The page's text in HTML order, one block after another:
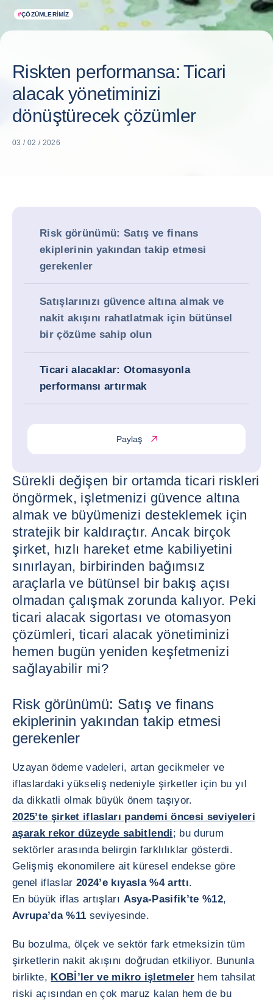
#ÇÖZÜMLERIMIZ
Riskten performansa: Ticari
alacak yönetiminizi
dönüştürecek çözümler
03 / 02 / 2026
Risk görünümü: Satış ve finans
ekiplerinin yakından takip etmesi
gerekenler
Satışlarınızı güvence altına almak ve
nakit akışını rahatlatmak için bütünsel
bir çözüme sahip olun
Ticari alacaklar: Otomasyonla
performansı artırmak
Paylaş
Sürekli değişen bir ortamda ticari riskleri
öngörmek, işletmenizi güvence altına
almak ve büyümenizi desteklemek için
stratejik bir kaldıraçtır. Ancak birçok
şirket, hızlı hareket etme kabiliyetini
sınırlayan, birbirinden bağımsız
araçlarla ve bütünsel bir bakış açısı
olmadan çalışmak zorunda kalıyor. Peki
ticari alacak sigortası ve otomasyon
çözümleri, ticari alacak yönetiminizi
hemen bugün yeniden keşfetmenizi
sağlayabilir mi?
Risk görünümü: Satış ve finans
ekiplerinin yakından takip etmesi
gerekenler
Uzayan ödeme vadeleri, artan gecikmeler ve
iflaslardaki yükseliş nedeniyle şirketler için bu yıl
da dikkatli olmak büyük önem taşıyor.
2025’te şirket iflasları pandemi öncesi seviyeleri
aşarak rekor düzeyde sabitlendi; bu durum
sektörler arasında belirgin farklılıklar gösterdi.
Gelişmiş ekonomilere ait küresel endekse göre
genel iflaslar2024’e kıyasla %4 arttı.
En büyük iflas artışları Asya-Pasifik’te %12,
Avrupa’da %11 seviyesinde.
Bu bozulma, ölçek ve sektör fark etmeksizin tüm
şirketlerin nakit akışını doğrudan etkiliyor. Bununla
birlikte, KOBİ’ler ve mikro işletmelerhem tahsilat
riski açısından en çok maruz kalan hem de bu